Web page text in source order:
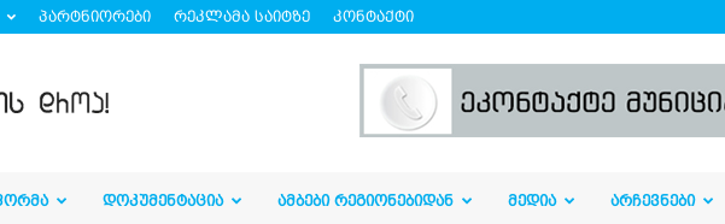
პარტნიორები რეკლამა საიტზე კონტაქტი
ᲓᲝᲙᲣᲛᲔᲜᲢᲐᲪᲘᲐ ᲐᲛᲑᲔᲑᲘ ᲠᲔᲒᲘᲝᲜᲔᲑᲘᲓᲐᲜ ᲛᲔᲓᲘᲐ ᲐᲠᲩᲔᲕᲜᲔᲑᲘ